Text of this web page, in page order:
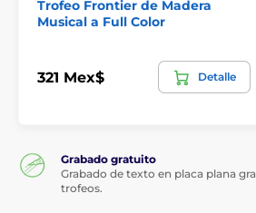
Trofeo Frontier de Madera
Musical a Full Color
321 Mex$ Detalle
Grabado gratuito
Grabado de texto en placa plana
trofeos.